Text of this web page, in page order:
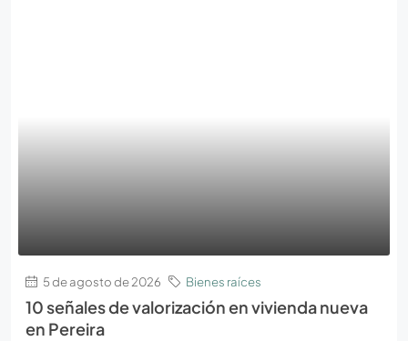
5 de agosto de 2026 Bienes raíces
10 señales de valorización en vivienda nueva
en Pereira